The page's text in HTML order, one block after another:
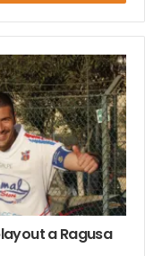
a Ragusa